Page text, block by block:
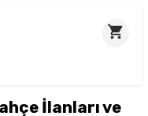
İlanları ve